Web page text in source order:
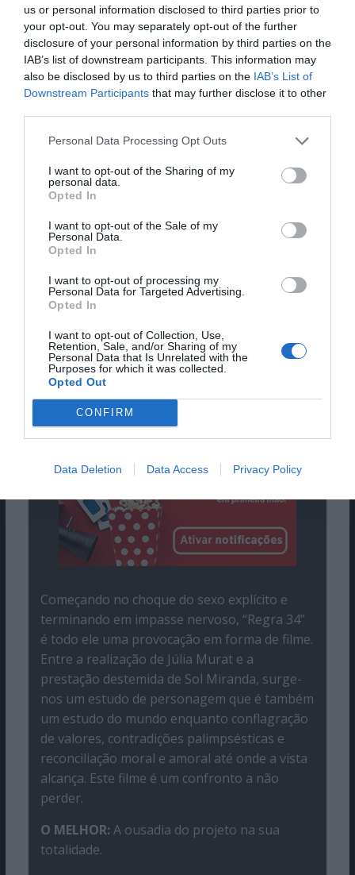
us or personal information disclosed to third parties prior to
your opt-out. You may separately opt-out of the further
disclosure of your personal information by third parties on the
IAB’s list of downstream participants. This information may
also be disclosed by us to third parties on the IAB’s List of
Downstream Participants that may further disclose it to other
Personal Data Processing Opt Outs
I want to opt-out of the Sharing of my
personal data.
Opted In
I want to opt-out of the Sale of my
Personal Data.
Opted In
I want to opt-out of processing my
Personal Data for Targeted Advertising.
Opted In
I want to opt-out of Collection, Use,
Retention, Sale, and/or Sharing of my
Personal Data that Is Unrelated with the
Purposes for which it was collected.
Opted Out
CONFIRM
Data Deletion Data Access Privacy Policy
Pub
Genre: Drama, 2022, 100 min.
Cláudio Alves -77
CONCLUSÃO:
Pub
Começando no choque do sexo explícito e
terminando em impasse nervoso, “Regra 34”
é todo ele uma provocação em forma de filme.
Entre a realização de Júlia Murat e a
prestação destemida de Sol Miranda, surge-
nos um estudo de personagem que é também
um estudo do mundo enquanto conflagração
de valores, contradições palimpsésticas e
reconciliação moral e amoral até onde a vista
alcança. Este filme é um confronto a não
perder.
O MELHOR: A ousadia do projeto na sua
totalidade.